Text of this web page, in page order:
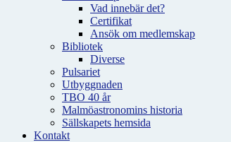
Vad innebär det?
Certifikat
Ansök om medlemskap
Bibliotek
Diverse
Pulsariet
Utbyggnaden
TBO 40 år
Malmöastronomins historia
Sällskapets hemsida
Kontakt